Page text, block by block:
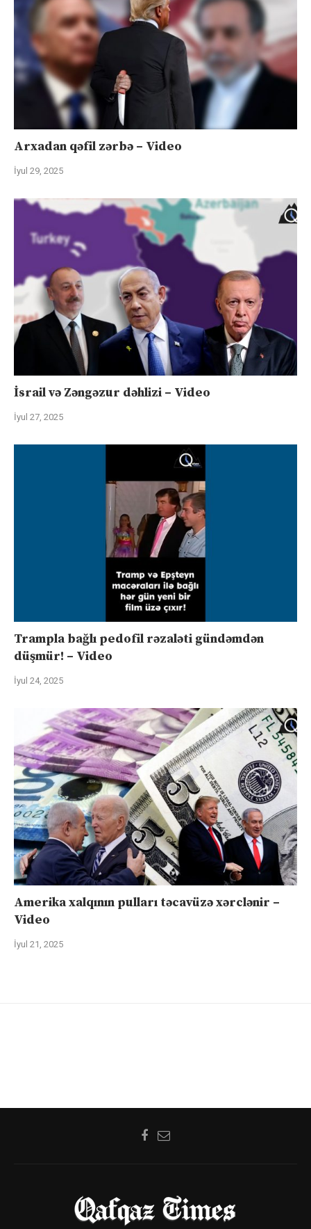
Arxadan qəfil zərbə – Video
İyul 29, 2025
İsrail və Zəngəzur dəhlizi – Video
İyul 27, 2025
Trampla bağlı pedofil rəzaləti gündəmdən
düşmür! – Video
İyul 24, 2025
Amerika xalqının pulları təcavüzə xərclənir –
Video
İyul 21, 2025